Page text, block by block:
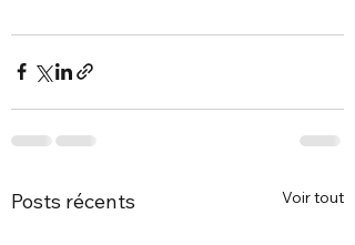
Posts récents Voir tout